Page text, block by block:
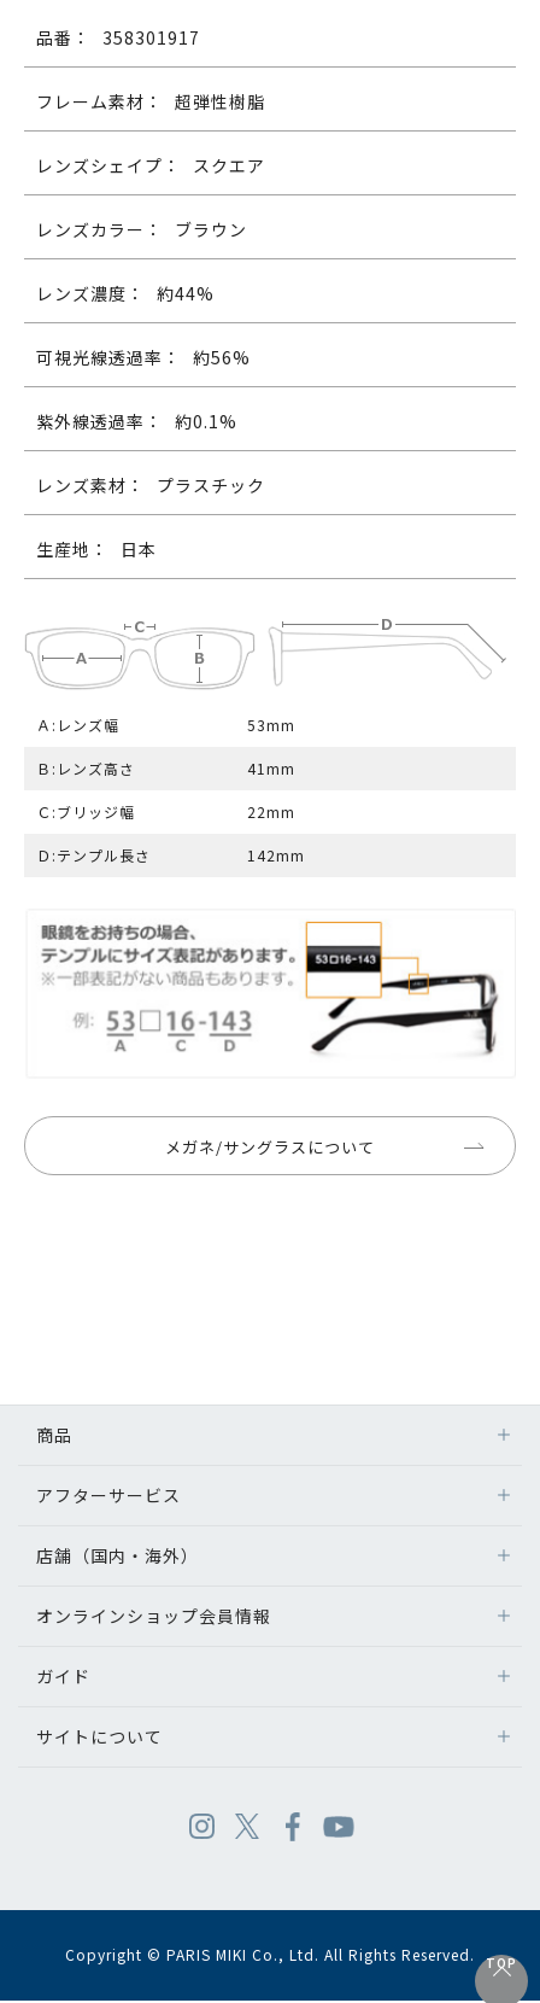
品番： 358301917
フレーム素材： 超弾性樹脂
レンズシェイプ： スクエア
レンズカラー： ブラウン
レンズ濃度： 約44%
可視光線透過率： 約56%
紫外線透過率： 約0.1%
レンズ素材： プラスチック
生産地： 日本
Ａ:レンズ幅 53mm
Ｂ:レンズ高さ 41mm
Ｃ:ブリッジ幅 22mm
Ｄ:テンプル長さ 142mm
メガネ/サングラスについて
TOP
商品
アフターサービス
店舗（国内・海外）
オンラインショップ会員情報
ガイド
サイトについて
Copyright © PARIS MIKI Co., Ltd. All Rights Reserved.